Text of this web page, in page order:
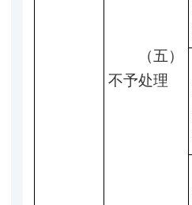
（五）
不予处理